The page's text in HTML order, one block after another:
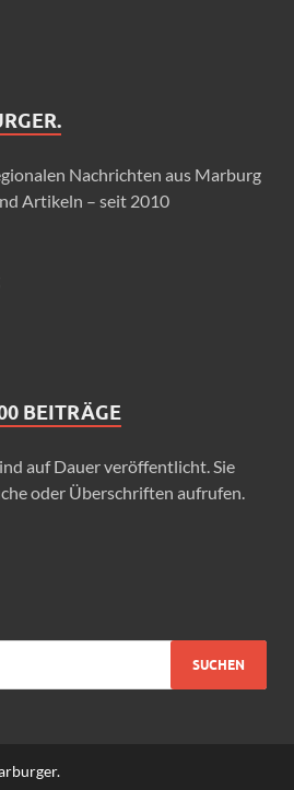
Nachrichten aus Marburg
Artikeln – seit 2010
BEITRÄGE
auf Dauer veröffentlicht. Sie
oder Überschriften aufrufen.